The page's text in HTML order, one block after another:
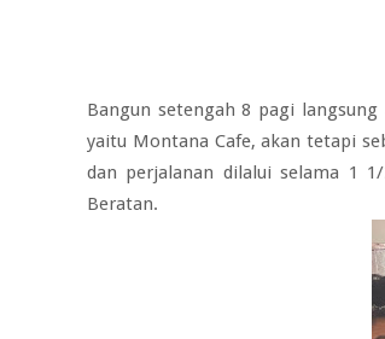
Bangun setengah 8 pagi
yaitu Montana Cafe, akan tetapi
dan perjalanan dilalui selama 1
Beratan.